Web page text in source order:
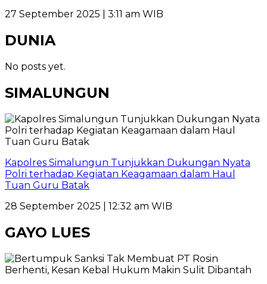
27 September 2025 | 3:11 am WIB
DUNIA
No posts yet.
SIMALUNGUN
Kapolres Simalungun Tunjukkan Dukungan Nyata
Polri terhadap Kegiatan Keagamaan dalam Haul
Tuan Guru Batak
28 September 2025 | 12:32 am WIB
GAYO LUES